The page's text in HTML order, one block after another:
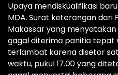
Upaya mendiskualifikasi
MDA. Surat keterangan dari
Makassar yang
gagal diterima panitia tepat
terlambat karena disetor
waktu, pukul 17.00 yang